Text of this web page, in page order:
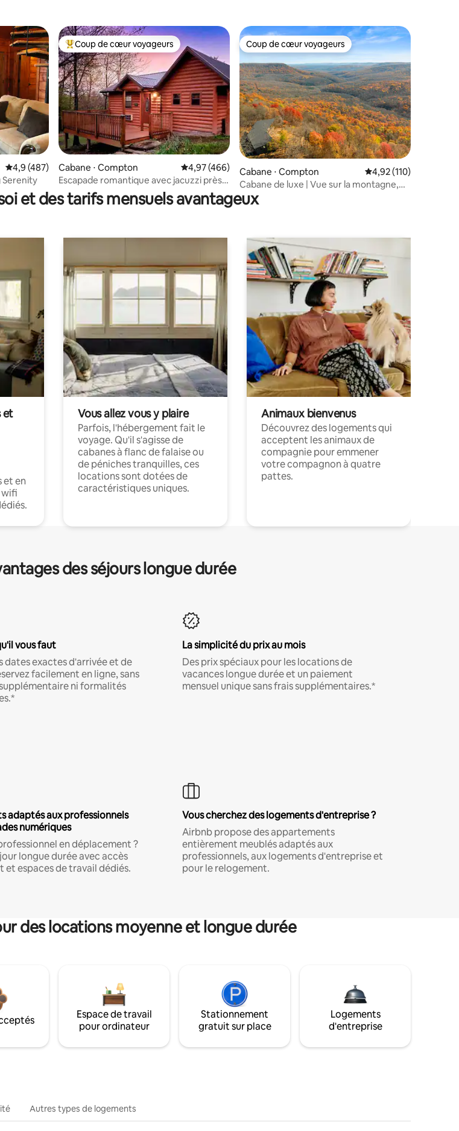
: 4,99 sur 5
Évaluation moyenne sur la base de 487 commentaires : 4,9 sur 5
4,9 (487)
Serenity
Coups de cœur voyageurs les plus appréciés
Coup de cœur voyageurs
Cabane ⋅ Compton Évaluation moyenne sur la base de 466 commentaires : 4,97 sur 5
4,97 (466)
Escapade romantique avec jacuzzi près
de Buffalo River
Coup de cœur voyageurs
Coup de cœur voyageurs
Cabane ⋅ Compton Évaluation moyenne
4,92 (110)
Cabane de luxe | Vue sur la montagne,
rivière, randonnée, kayak
et des tarifs mensuels avantageux
et
et en
Vous allez vous y plaire
Parfois, l'hébergement fait le
voyage. Qu'il s'agisse de
cabanes à flanc de falaise ou
de péniches tranquilles, ces
locations sont dotées de
caractéristiques uniques.
Animaux bienvenus
Découvrez des logements qui
acceptent les animaux de
compagnie pour emmener
votre compagnon à quatre
pattes.
des séjours longue durée
vous faut
dates exactes d'arrivée et de
facilement en ligne, sans
ni formalités
La simplicité du prix au mois
Des prix spéciaux pour les locations de
vacances longue durée et un paiement
mensuel unique sans frais supplémentaires.*
adaptés aux professionnels
numériques
en déplacement ?
longue durée avec accès
et espaces de travail dédiés.
Vous cherchez des logements d'entreprise ?
Airbnb propose des appartements
entièrement meublés adaptés aux
professionnels, aux logements d'entreprise et
pour le relogement.
des locations moyenne et longue durée
Espace de travail
pour ordinateur
Stationnement
gratuit sur place
Logements
d'entreprise
Autres types de logements